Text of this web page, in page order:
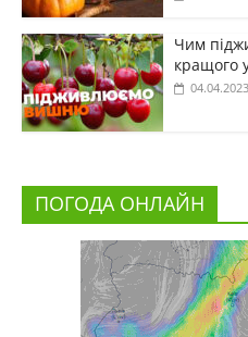
Чим
кращого
04.04.2023
ПОГОДА ОНЛАЙН